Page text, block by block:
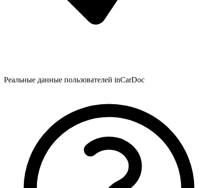
Реальные данные пользователей inCarDoc